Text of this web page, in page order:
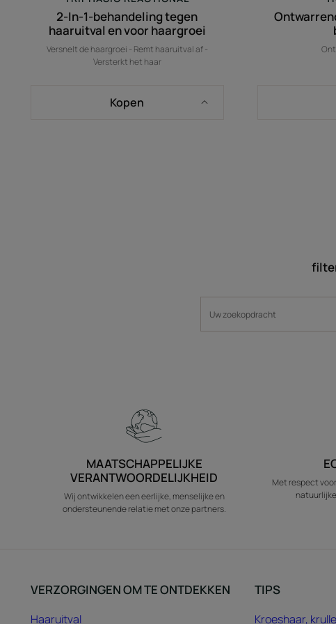
2-In-1-behandeling tegen
haaruitval en voor haargroei
Versnelt de haargroei - Remt haaruitval af -
Versterkt het haar
Kopen
MAATSCHAPPELIJKE
VERANTWOORDELIJKHEID
Wij ontwikkelen een eerlijke, menselijke en
ondersteunende relatie met onze partners.
Met respect
VERZORGINGEN OM TE ONTDEKKEN
Haaruitval
TIPS
Kroeshaar,